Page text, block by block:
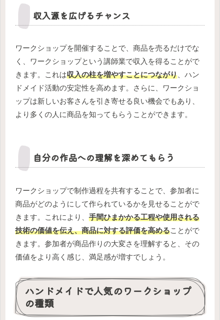
収入源を広げるチャンス
ワークショップを開催することで、商品を売るだけでな
く、ワークショップという講師業で収入を得ることがで
きます。これは収入の柱を増やすことにつながり 、ハン
ドメイド活動の安定性を高めます。さらに、ワークショ
ップは新しいお客さんを引き寄せる良い機会でもあり、
より多くの人に商品を知ってもらうことができます。
自分の作品への理解を深めてもらう
ワークショップで制作過程を共有することで、参加者に
商品がどのようにして作られているかを見せることがで
きます。これにより、 手間ひまかかる工程や使用される
技術の価値を伝え、商品に対する評価を高めることがで
きます。参加者が商品作りの大変さを理解すると、その
価値をより高く感じ、満足感が増すでしょう。
ハンドメイドで人気のワークショップ
の種類